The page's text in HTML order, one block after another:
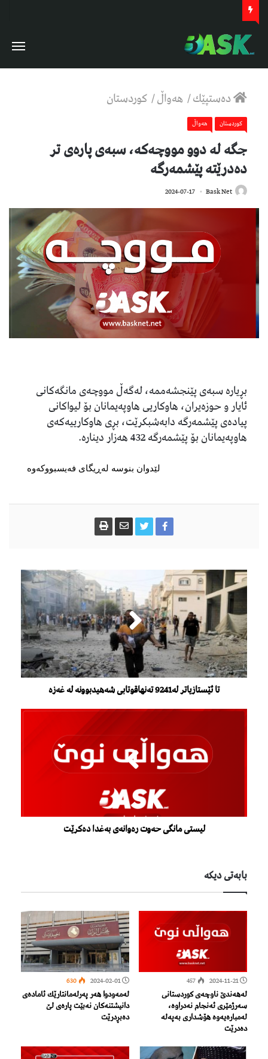
دەستپێك/ هەواڵ/ كوردستان
كوردستان هەواڵ
جگە لە دوو مووچەکە، سبەی پارەی تر
دەدرێتە پێشمەرگە
Bask Net
2024-07-17
بڕیارە سبەی پێنجشەممە، لەگەڵ مووچەی مانگەكانی
ئایار و حوزەیران، هاوكاریی هاوپەیمانان بۆ لیواكانی
پیادەی پێشمەرگە دابەشبكرێت، بڕی هاوكارییەكەی
هاوپەیمانان بۆ پێشمەرگە 432 هەزار دینارە.
لێدوان بنوسە لەڕیگای فەیسبووکەوە
تا ئێستازیاتر لە9241 تەنهاقوتابی شەهیدبوونە لە غەزە
لیستی مانگی حەوت رەوانەی بەغدا دەکرێت
بابەتی دیكە
2024-11-21
457
لەهەندێ ناوچەی کوردستانی
سەرژمێری ئەنجام نەدراوە،
لەمبارەیەوە هۆشداری بەپەلە
دەدرێت
2024-02-01
630
لەمەودوا هەر پەرلەمانتارێك ئامادەی
دانیشتنەكان نەبێت پارەی لێ
دەبڕدرێت